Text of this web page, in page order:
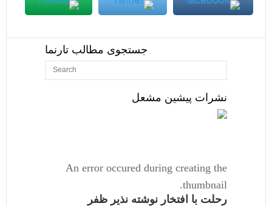
جستجوی مطالب تارنما
نشرات پیشین مشعل
An error occured during creating the
thumbnail.
رحلت با افتخار نوشته نذیر ظفر